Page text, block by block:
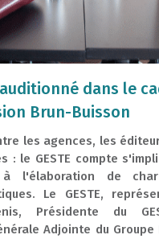
auditionné dans le
Brun-Buisson
les agences, les
: le GESTE compte
à l'élaboration de
Le GESTE,
Présidente du
Adjointe du Groupe